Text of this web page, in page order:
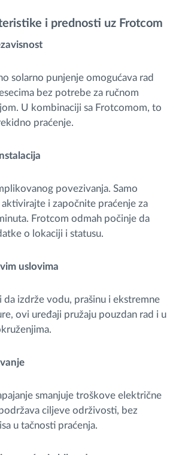
i prednosti uz Frotcom
solarno punjenje omogućava rad
bez potrebe za ručnom
U kombinaciji sa Frotcomom, to
praćenje.
povezivanja. Samo
i započnite praćenje za
Frotcom odmah počinje da
o lokaciji i statusu.
uslovima
da izdrže vodu, prašinu i ekstremne
ovi uređaji pružaju pouzdan rad i u
smanjuje troškove električne
ciljeve održivosti, bez
u tačnosti praćenja.